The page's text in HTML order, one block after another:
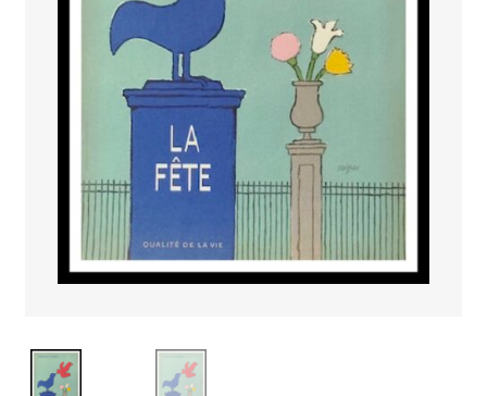
TOURISME FRANCAIS
THEATRE – EXPOSITION
GUERRE ORIENTALISME
AFFICHES PETITES TAILLES